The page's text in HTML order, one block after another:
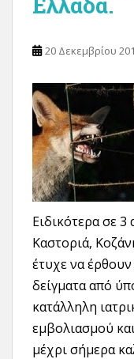
20 Δεκεμβρίου
Ειδικότερα σε
Καστοριά,
έτυχε να
δείγματα από
κατάλληλη
εμβολιασμού
μέχρι σήμερα